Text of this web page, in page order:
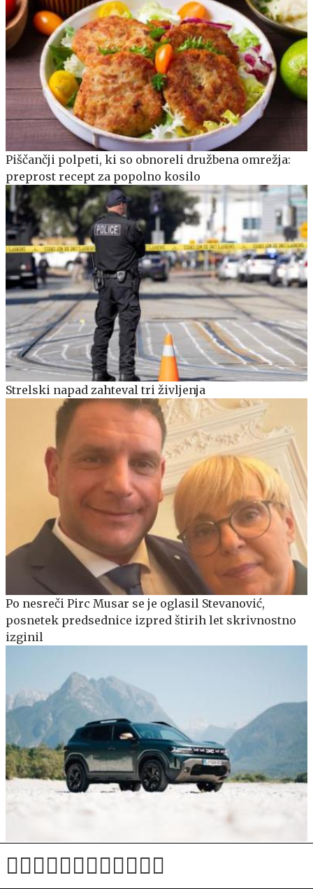
Piščančji polpeti, ki so obnoreli družbena omrežja:
preprost recept za popolno kosilo
Strelski napad zahteval tri življenja
Po nesreči Pirc Musar se je oglasil Stevanović,
posnetek predsednice izpred štirih let skrivnostno
izginil